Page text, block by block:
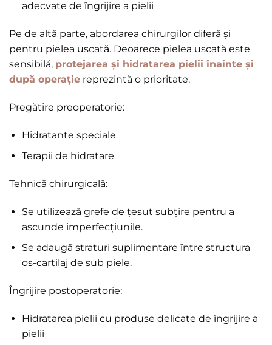
adecvate de îngrijire a pielii
Pe de altă parte, abordarea chirurgilor diferă și
pentru pielea uscată. Deoarece pielea uscată este
sensibilă, protejarea și hidratarea pielii înainte și
după operație reprezintă o prioritate.
Pregătire preoperatorie:
Hidratante speciale
Terapii de hidratare
Tehnică chirurgicală:
Se utilizează grefe de țesut subțire pentru a
ascunde imperfecțiunile.
Se adaugă straturi suplimentare între structura
os-cartilaj de sub piele.
Îngrijire postoperatorie:
Hidratarea pielii cu produse delicate de îngrijire a
pielii